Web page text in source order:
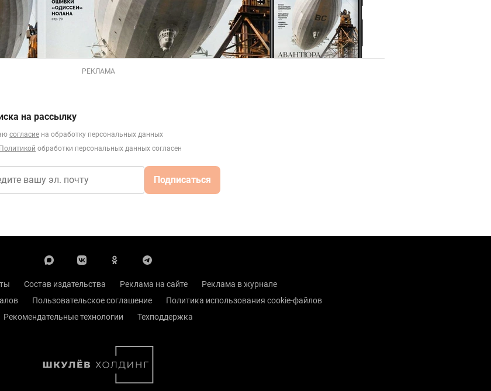
РЕКЛАМА
на рассылку
согласие на обработку персональных данных
Политикой обработки персональных данных согласен
Подписаться
Состав издательства Реклама на сайте
Реклама в журнале
Пользовательское соглашение
Политика использования cookie-файлов
Рекомендательные технологии
Техподдержка